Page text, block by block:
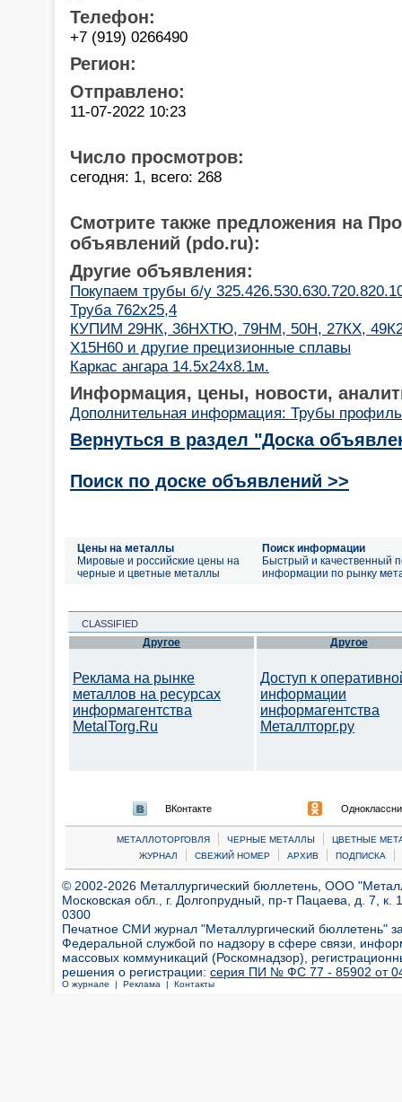
Телефон:
+7 (919) 0266490
Регион:
Отправлено:
11-07-2022 10:23
Число просмотров:
сегодня: 1, всего: 268
Смотрите также предложения на
объявлений (pdo.ru):
Другие объявления:
Покупаем трубы б/у
Труба 762х25,4
КУПИМ 29НК, 36НХТЮ, 79НМ, 50Н, 27КХ,
Х15Н60 и другие прецизионные сплавы
Каркас ангара 14.5х24х8.1м.
Информация, цены, новости,
Дополнительная информация: Трубы
Вернуться в раздел "Доска
Поиск по доске объявлений >>
Цены на металлы
Мировые и российские цены на
черные и цветные металлы
Поиск информации
Быстрый и качественный
информации по рынку
CLASSIFIED
Другое
Реклама на рынке
металлов на ресурсах
информагентства
MetalTorg.Ru
Другое
Доступ к
информации
информагентства
Металлторг.ру
ВКонтакте
МЕТАЛЛОТОРГОВЛЯ | ЧЕРНЫЕ МЕТАЛЛЫ |
ЦВЕТНЫЕ
ЖУРНАЛ
| СВЕЖИЙ НОМЕР | АРХИВ | ПОДПИСКА |
© 2002-2026 Металлургический бюллетень, ООО
Московская обл., г. Долгопрудный, пр-т Пацаева, д. 7,
0300
Печатное СМИ журнал "Металлургический бюллетень"
Федеральной службой по надзору в сфере связи,
массовых коммуникаций (Роскомнадзор),
решения о регистрации: серия ПИ № ФС 77 - 85902 от 04
О журнале | Реклама | Контакты